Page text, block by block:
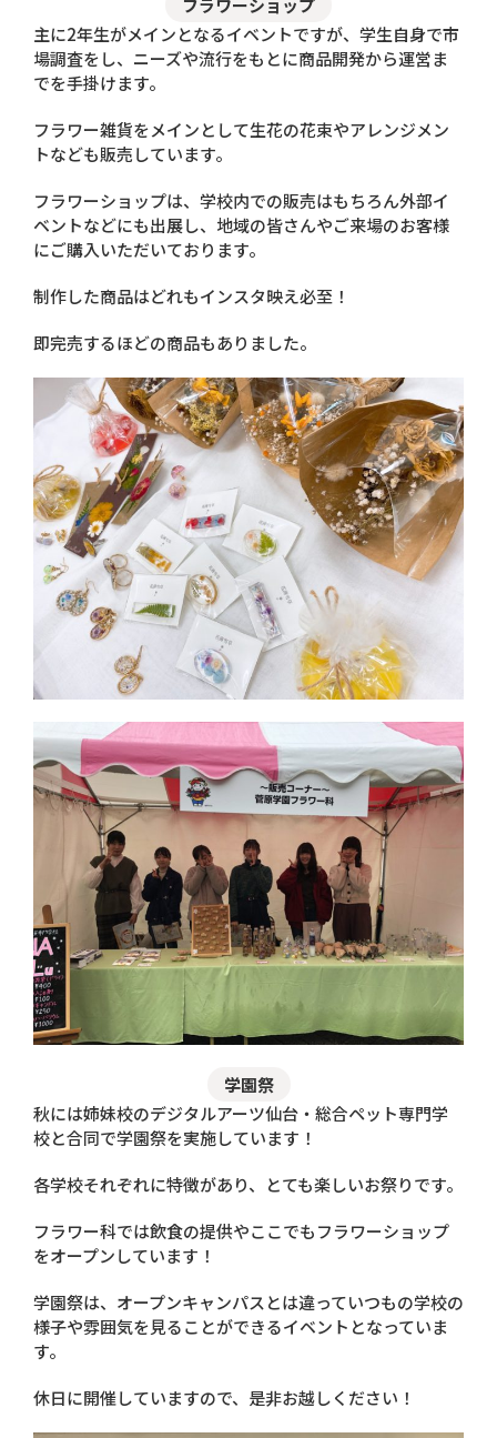
フラワーショップ
主に2年生がメインとなるイベントですが、学生自身で市
場調査をし、ニーズや流行をもとに商品開発から運営ま
でを手掛けます。
フラワー雑貨をメインとして生花の花束やアレンジメン
トなども販売しています。
フラワーショップは、学校内での販売はもちろん外部イ
ベントなどにも出展し、地域の皆さんやご来場のお客様
にご購入いただいております。
制作した商品はどれもインスタ映え必至！
即完売するほどの商品もありました。
学園祭
秋には姉妹校のデジタルアーツ仙台・総合ペット専門学
校と合同で学園祭を実施しています！
各学校それぞれに特徴があり、とても楽しいお祭りです。
フラワー科では飲食の提供やここでもフラワーショップ
をオープンしています！
学園祭は、オープンキャンパスとは違っていつもの学校の
様子や雰囲気を見ることができるイベントとなっていま
す。
休日に開催していますので、是非お越しください！